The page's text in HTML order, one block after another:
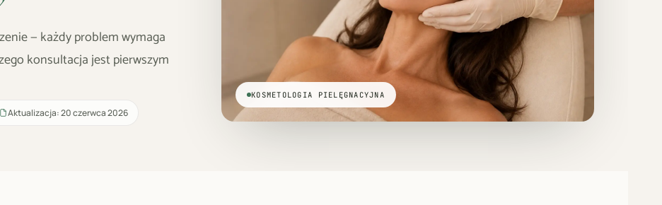
— każdy problem wymaga
konsultacja jest pierwszym
Aktualizacja: 20 czerwca 2026
KOSMETOLOGIA PIELĘGNACYJNA